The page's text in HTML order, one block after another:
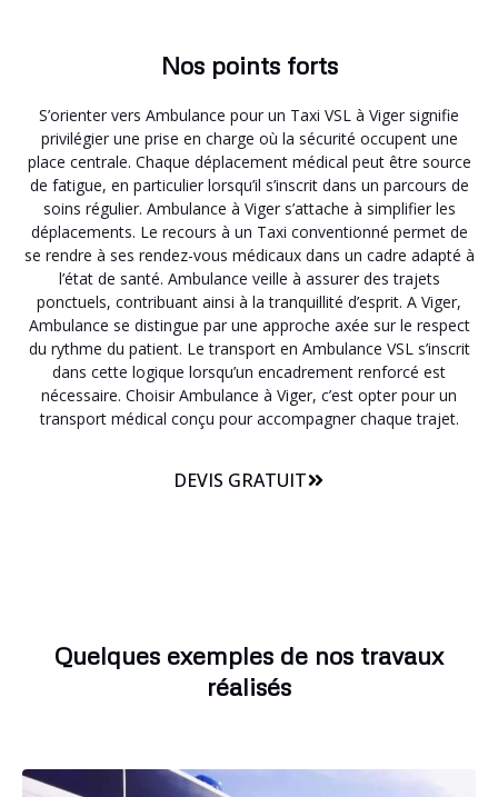
Nos points forts
S’orienter vers Ambulance pour un Taxi VSL à Viger signifie
privilégier une prise en charge où la sécurité occupent une
place centrale. Chaque déplacement médical peut être source
de fatigue, en particulier lorsqu’il s’inscrit dans un parcours de
soins régulier. Ambulance à Viger s’attache à simplifier les
déplacements. Le recours à un Taxi conventionné permet de
se rendre à ses rendez-vous médicaux dans un cadre adapté à
l’état de santé. Ambulance veille à assurer des trajets
ponctuels, contribuant ainsi à la tranquillité d’esprit. A Viger,
Ambulance se distingue par une approche axée sur le respect
du rythme du patient. Le transport en Ambulance VSL s’inscrit
dans cette logique lorsqu’un encadrement renforcé est
nécessaire. Choisir Ambulance à Viger, c’est opter pour un
transport médical conçu pour accompagner chaque trajet.
DEVIS GRATUIT
Quelques exemples de nos travaux
réalisés